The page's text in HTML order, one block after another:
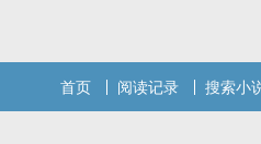
首页 阅读记录 搜索小